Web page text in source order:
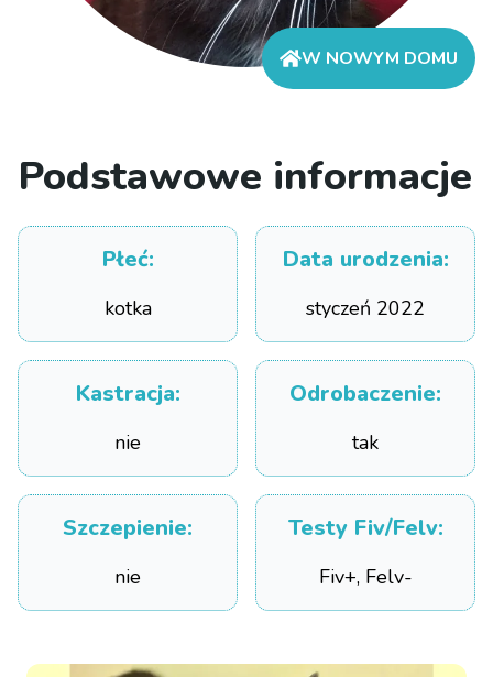
W NOWYM DOMU
Podstawowe informacje
Płeć:
kotka
Data urodzenia:
styczeń 2022
Kastracja:
nie
Odrobaczenie:
tak
Szczepienie:
nie
Testy Fiv/Felv:
Fiv+, Felv-